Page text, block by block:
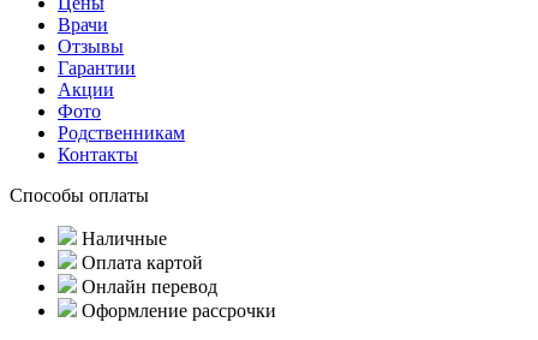
Врачи
Отзывы
Гарантии
Акции
Фото
Родственникам
Контакты
Способы оплаты
Наличные
Оплата картой
Онлайн перевод
Оформление рассрочки